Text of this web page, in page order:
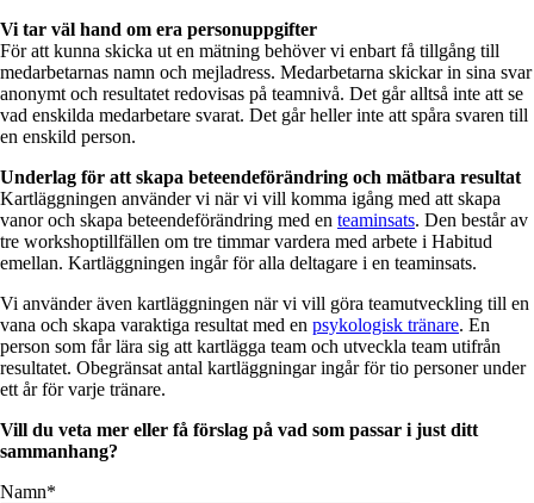
Vi tar väl hand om era personuppgifter
För att kunna skicka ut en mätning behöver vi enbart få tillgång till
medarbetarnas namn och mejladress. Medarbetarna skickar in sina svar
anonymt och resultatet redovisas på teamnivå. Det går alltså inte att se
vad enskilda medarbetare svarat. Det går heller inte att spåra svaren till
en enskild person.
Underlag för att skapa beteendeförändring och mätbara resultat
Kartläggningen använder vi när vi vill komma igång med att skapa
vanor och skapa beteendeförändring med en teaminsats. Den består av
tre workshoptillfällen om tre timmar vardera med arbete i Habitud
emellan. Kartläggningen ingår för alla deltagare i en teaminsats.
Vi använder även kartläggningen när vi vill göra teamutveckling till en
vana och skapa varaktiga resultat med en psykologisk tränare. En
person som får lära sig att kartlägga team och utveckla team utifrån
resultatet. Obegränsat antal kartläggningar ingår för tio personer under
ett år för varje tränare.
Vill du veta mer eller få förslag på vad som passar i just ditt
sammanhang?
Namn*